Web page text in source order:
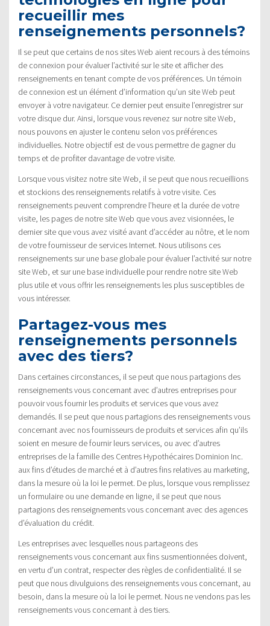
recueillir mes
renseignements personnels?
Il se peut que certains de nos sites Web aient recours à des témoins
de connexion pour évaluer l’activité sur le site et afficher des
renseignements en tenant compte de vos préférences. Un témoin
de connexion est un élément d’information qu’un site Web peut
envoyer à votre navigateur. Ce dernier peut ensuite l’enregistrer sur
votre disque dur. Ainsi, lorsque vous revenez sur notre site Web,
nous pouvons en ajuster le contenu selon vos préférences
individuelles. Notre objectif est de vous permettre de gagner du
temps et de profiter davantage de votre visite.
Lorsque vous visitez notre site Web, il se peut que nous recueillions
et stockions des renseignements relatifs à votre visite. Ces
renseignements peuvent comprendre l’heure et la durée de votre
visite, les pages de notre site Web que vous avez visionnées, le
dernier site que vous avez visité avant d’accéder au nôtre, et le nom
de votre fournisseur de services Internet. Nous utilisons ces
renseignements sur une base globale pour évaluer l’activité sur notre
site Web, et sur une base individuelle pour rendre notre site Web
plus utile et vous offrir les renseignements les plus susceptibles de
vous intéresser.
Partagez-vous mes
renseignements personnels
avec des tiers?
Dans certaines circonstances, il se peut que nous partagions des
renseignements vous concernant avec d’autres entreprises pour
pouvoir vous fournir les produits et services que vous avez
demandés. Il se peut que nous partagions des renseignements vous
concernant avec nos fournisseurs de produits et services afin qu’ils
soient en mesure de fournir leurs services, ou avec d’autres
entreprises de la famille des Centres Hypothécaires Dominion Inc.
aux fins d’études de marché et à d’autres fins relatives au marketing,
dans la mesure où la loi le permet. De plus, lorsque vous remplissez
un formulaire ou une demande en ligne, il se peut que nous
partagions des renseignements vous concernant avec des agences
d’évaluation du crédit.
Les entreprises avec lesquelles nous partageons des
renseignements vous concernant aux fins susmentionnées doivent,
en vertu d’un contrat, respecter des règles de confidentialité. Il se
peut que nous divulguions des renseignements vous concernant, au
besoin, dans la mesure où la loi le permet. Nous ne vendons pas les
renseignements vous concernant à des tiers.